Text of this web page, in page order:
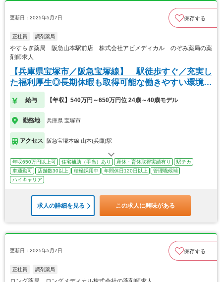
更新日：2025年5月7日 保存する
正社員 調剤薬局
やすらぎ薬局 阪急山本駅前店 株式会社アビメディカル のぞみ薬局の薬
剤師求人
【兵庫県宝塚市／阪急宝塚線】 駅徒歩すぐ／充実し
た福利厚生◎長期休暇も取得可能な働きやすい環境で
す！
給与 【年収】540万円～650万円位 24歳～40歳モデル
勤務地 兵庫県 宝塚市
アクセス 阪急宝塚本線 山本(兵庫)駅
年収650万円以上可 住宅補助（手当）あり 産休・育休取得実績有り
駅チカ
車通勤可
店舗数30以上 積極採用中 年間休日120日以上
管理職候補
ハイキャリア
求人の詳細を見る この求人に興味がある
更新日：2025年5月7日 保存する
正社員 調剤薬局